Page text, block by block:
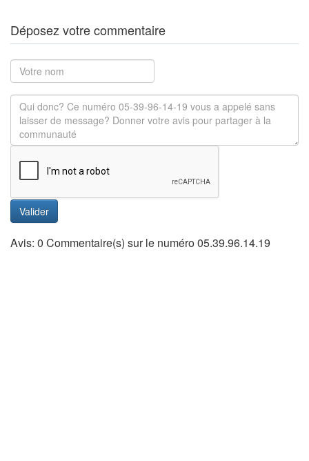
Déposez votre commentaire
Valider
Avis: 0 Commentaire(s) sur le numéro 05.39.96.14.19